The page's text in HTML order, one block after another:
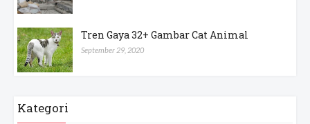
Tren Gaya 32+ Gambar Cat Animal
September 29, 2020
Kategori